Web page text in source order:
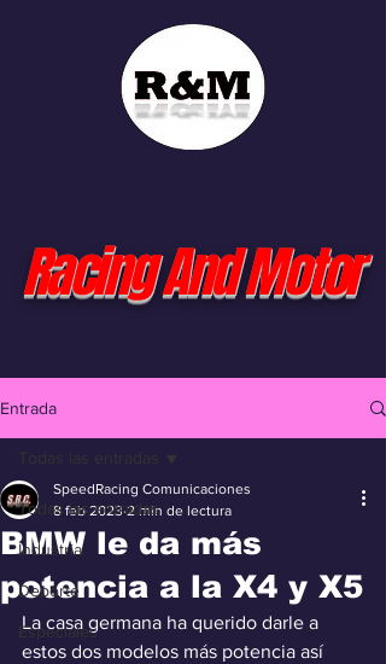
Racing And Motor
Entrada
Todas las entradas
Industria
Deporte
Especiales
Todas las entradas
BMW le da más
potencia a la X4 y X5
SpeedRacing Comunicaciones
8 feb 2023 2 min de lectura
La casa germana ha querido darle a
estos dos modelos más potencia así